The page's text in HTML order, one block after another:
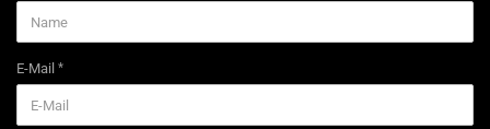
E-Mail